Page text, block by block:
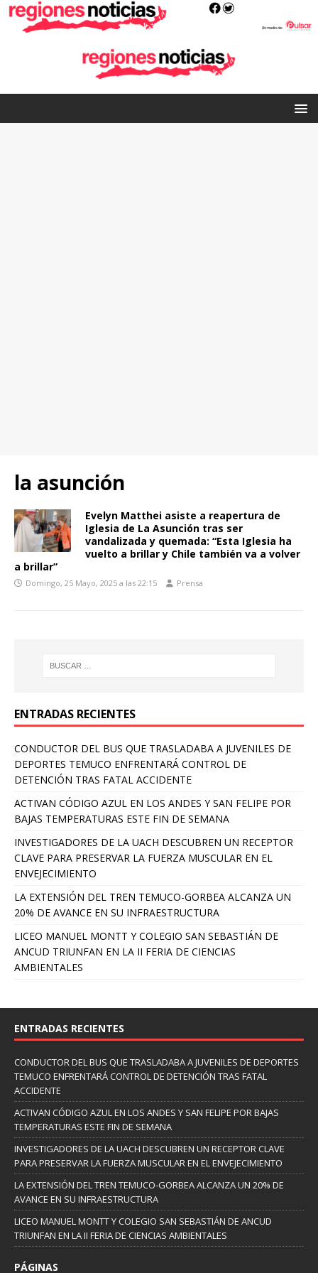
la asunción
Evelyn Matthei asiste a reapertura de
Iglesia de La Asunción tras ser
vandalizada y quemada: “Esta Iglesia ha
vuelto a brillar y Chile también va a volver
a brillar”
Domingo, 25 Mayo, 2025 a las 22:15 Prensa
ENTRADAS RECIENTES
CONDUCTOR DEL BUS QUE TRASLADABA A JUVENILES DE
DEPORTES TEMUCO ENFRENTARÁ CONTROL DE
DETENCIÓN TRAS FATAL ACCIDENTE
ACTIVAN CÓDIGO AZUL EN LOS ANDES Y SAN FELIPE POR
BAJAS TEMPERATURAS ESTE FIN DE SEMANA
INVESTIGADORES DE LA UACH DESCUBREN UN RECEPTOR
CLAVE PARA PRESERVAR LA FUERZA MUSCULAR EN EL
ENVEJECIMIENTO
LA EXTENSIÓN DEL TREN TEMUCO-GORBEA ALCANZA UN
20% DE AVANCE EN SU INFRAESTRUCTURA
LICEO MANUEL MONTT Y COLEGIO SAN SEBASTIÁN DE
ANCUD TRIUNFAN EN LA II FERIA DE CIENCIAS
AMBIENTALES
ENTRADAS RECIENTES
CONDUCTOR DEL BUS QUE TRASLADABA A JUVENILES DE DEPORTES
TEMUCO ENFRENTARÁ CONTROL DE DETENCIÓN TRAS FATAL
ACCIDENTE
ACTIVAN CÓDIGO AZUL EN LOS ANDES Y SAN FELIPE POR BAJAS
TEMPERATURAS ESTE FIN DE SEMANA
INVESTIGADORES DE LA UACH DESCUBREN UN RECEPTOR CLAVE
PARA PRESERVAR LA FUERZA MUSCULAR EN EL ENVEJECIMIENTO
LA EXTENSIÓN DEL TREN TEMUCO-GORBEA ALCANZA UN 20% DE
AVANCE EN SU INFRAESTRUCTURA
LICEO MANUEL MONTT Y COLEGIO SAN SEBASTIÁN DE ANCUD
TRIUNFAN EN LA II FERIA DE CIENCIAS AMBIENTALES
PÁGINAS